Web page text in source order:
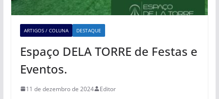
ARTIGOS / COLUNA DESTAQUE
Espaço DELA TORRE de Festas e
Eventos.
11 de dezembro de 2024 Editor